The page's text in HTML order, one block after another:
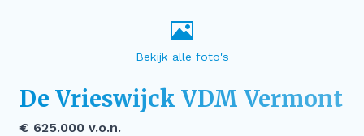
Bekijk alle foto's
De Vrieswijck VDM Vermont
€ 625.000 v.o.n.